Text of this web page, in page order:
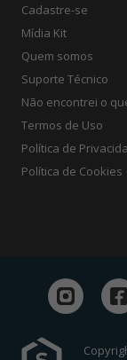
Cadastre-se
Mídia Kit
Quem somos
Suporte Técnico
Não encontrei o
Termos de Uso
Política de
Política de Cookies